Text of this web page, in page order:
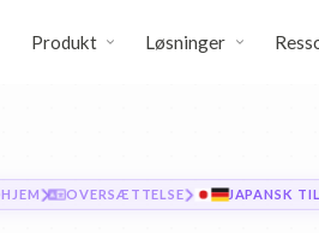
Produkt Løsninger
HJEM OVERSÆTTELSE JAPANSK